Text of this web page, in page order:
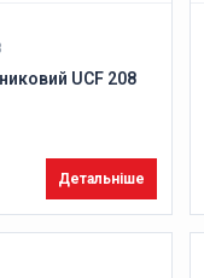
UCF 208
Детальніше